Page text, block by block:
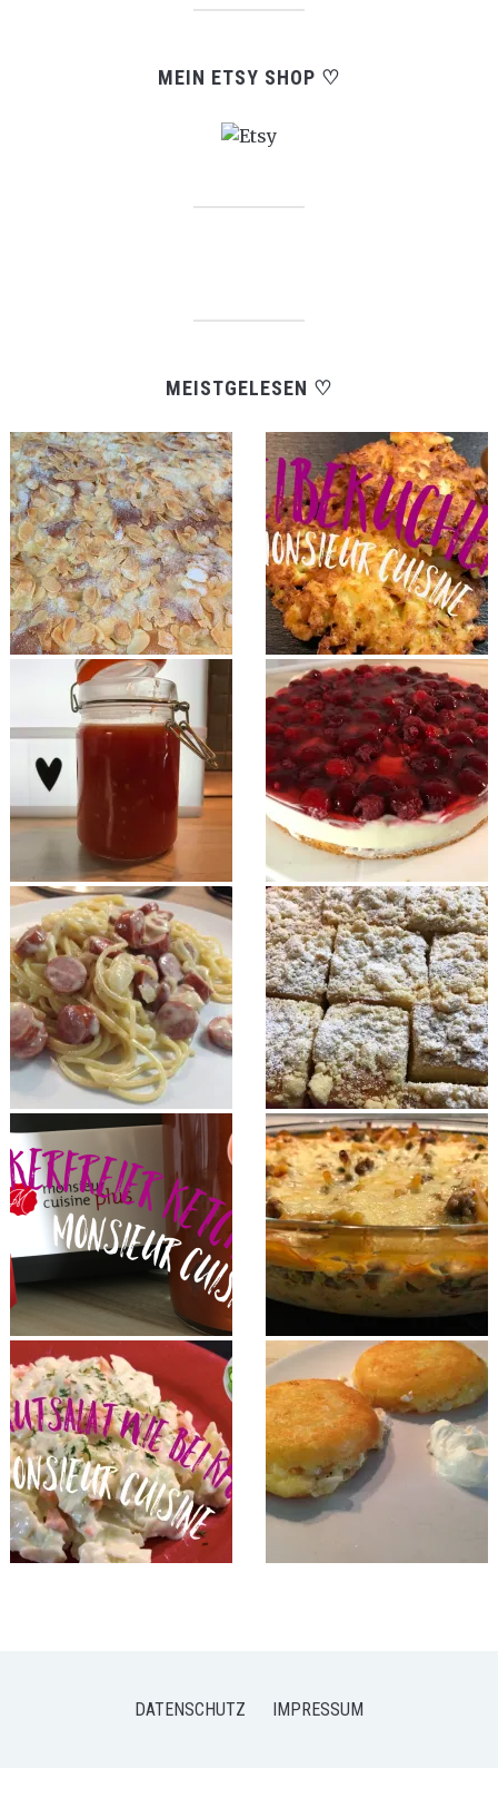
MEIN ETSY SHOP ♡
MEISTGELESEN ♡
DATENSCHUTZ IMPRESSUM